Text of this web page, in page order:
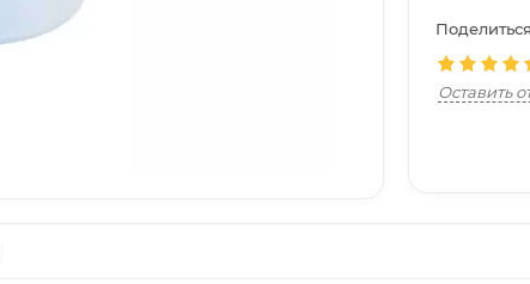
Оставить